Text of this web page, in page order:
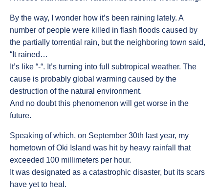
By the way, I wonder how it’s been raining lately. A
number of people were killed in flash floods caused by
the partially torrential rain, but the neighboring town said,
“It rained…
It’s like “-“. It’s turning into full subtropical weather. The
cause is probably global warming caused by the
destruction of the natural environment.
And no doubt this phenomenon will get worse in the
future.
Speaking of which, on September 30th last year, my
hometown of Oki Island was hit by heavy rainfall that
exceeded 100 millimeters per hour.
It was designated as a catastrophic disaster, but its scars
have yet to heal.